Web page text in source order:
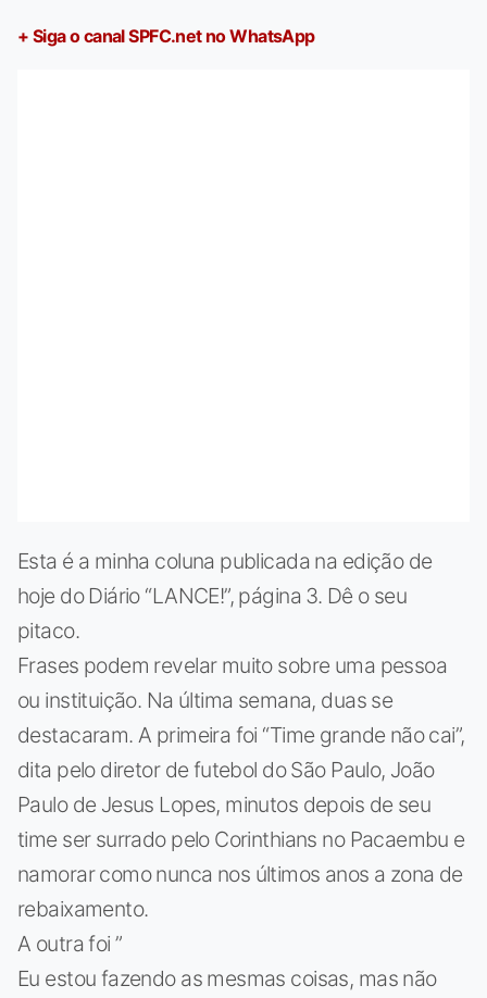
+ Siga o canal SPFC.net no WhatsApp
Esta é a minha coluna publicada na edição de
hoje do Diário “LANCE!”, página 3. Dê o seu
pitaco.
Frases podem revelar muito sobre uma pessoa
ou instituição. Na última semana, duas se
destacaram. A primeira foi “Time grande não cai”,
dita pelo diretor de futebol do São Paulo, João
Paulo de Jesus Lopes, minutos depois de seu
time ser surrado pelo Corinthians no Pacaembu e
namorar como nunca nos últimos anos a zona de
rebaixamento.
A outra foi ”
Eu estou fazendo as mesmas coisas, mas não